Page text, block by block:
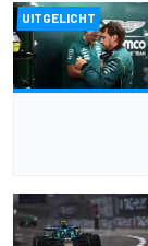
UITGELICHT